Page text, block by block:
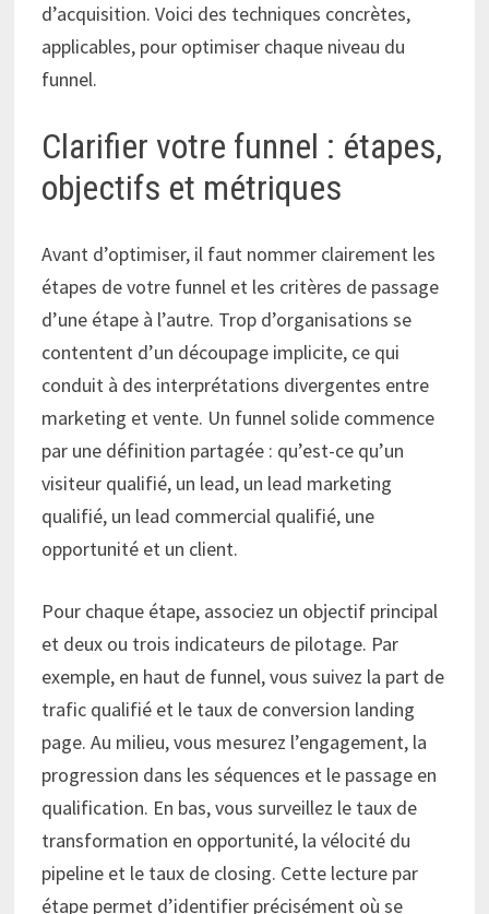
d’acquisition. Voici des techniques concrètes,
applicables, pour optimiser chaque niveau du
funnel.
Clarifier votre funnel : étapes,
objectifs et métriques
Avant d’optimiser, il faut nommer clairement les
étapes de votre funnel et les critères de passage
d’une étape à l’autre. Trop d’organisations se
contentent d’un découpage implicite, ce qui
conduit à des interprétations divergentes entre
marketing et vente. Un funnel solide commence
par une définition partagée : qu’est-ce qu’un
visiteur qualifié, un lead, un lead marketing
qualifié, un lead commercial qualifié, une
opportunité et un client.
Pour chaque étape, associez un objectif principal
et deux ou trois indicateurs de pilotage. Par
exemple, en haut de funnel, vous suivez la part de
trafic qualifié et le taux de conversion landing
page. Au milieu, vous mesurez l’engagement, la
progression dans les séquences et le passage en
qualification. En bas, vous surveillez le taux de
transformation en opportunité, la vélocité du
pipeline et le taux de closing. Cette lecture par
étape permet d’identifier précisément où se